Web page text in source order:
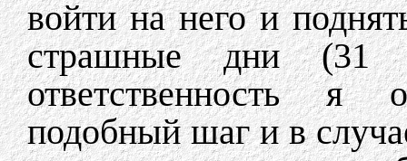
войти на него и
страшные дни
ответственность я
подобный шаг и в